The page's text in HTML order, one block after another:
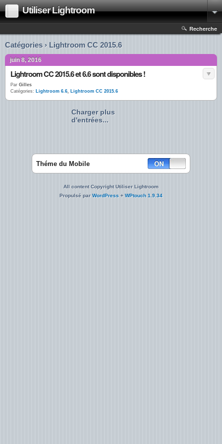
Utiliser Lightroom
Recherche
Catégories › Lightroom CC 2015.6
juin 8, 2016
Lightroom CC 2015.6 et 6.6 sont disponibles !
Par Gilles
Catégories: Lightroom 6.6, Lightroom CC 2015.6
Charger plus
d'entrées...
Théme du Mobile
All content Copyright Utiliser Lightroom
Propulsé parWordPress + WPtouch 1.9.34